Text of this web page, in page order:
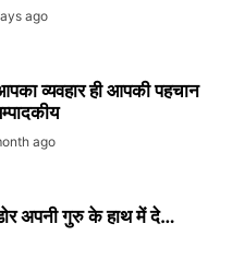
ago
व्यवहार ही आपकी पहचान
ago
अपनी गुरु के हाथ में दे…